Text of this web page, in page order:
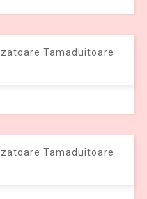
Tamaduitoare
Tamaduitoare